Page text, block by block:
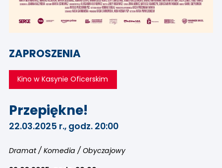
ZAPROSZENIA
Kino w Kasynie Oficerskim
Przepiękne!
22.03.2025 r., godz. 20:00
Dramat / Komedia / Obyczajowy